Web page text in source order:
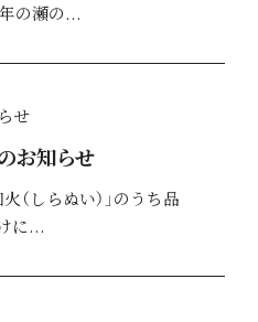
の瀬の...
せ
お知らせ
（しらぬい）」のうち品
に...